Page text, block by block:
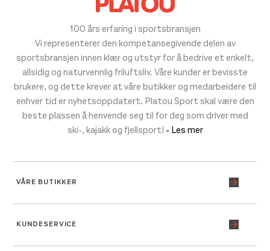
100 års erfaring i sportsbransjen
Vi representerer den kompetansegivende delen av
sportsbransjen innen klær og utstyr for å bedrive et enkelt,
allsidig og naturvennlig friluftsliv. Våre kunder er bevisste
brukere, og dette krever at våre butikker og medarbeidere til
enhver tid er nyhetsoppdatert. Platou Sport skal være den
beste plassen å henvende seg til for deg som driver med
ski-, kajakk og fjellsport! - Les mer
VÅRE BUTIKKER
KUNDESERVICE